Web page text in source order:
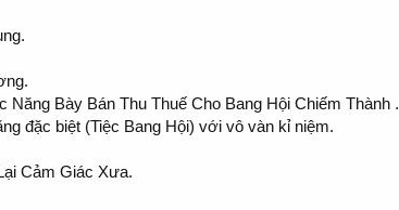
Bày Bán Thu Thuế Cho Bang Hội Chiếm Thành .
đặc biệt (Tiệc Bang Hội) với vô vàn kỉ niệm.
Cảm Giác Xưa.